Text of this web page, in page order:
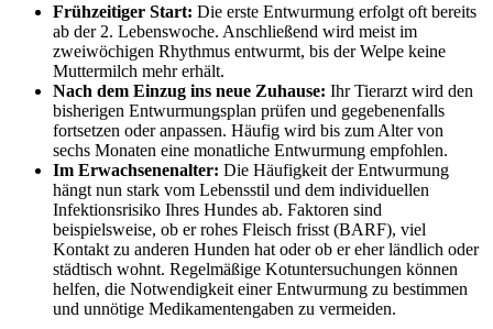
Frühzeitiger Start: Die erste Entwurmung erfolgt oft bereits
ab der 2. Lebenswoche. Anschließend wird meist im
zweiwöchigen Rhythmus entwurmt, bis der Welpe keine
Muttermilch mehr erhält.
Nach dem Einzug ins neue Zuhause: Ihr Tierarzt wird den
bisherigen Entwurmungsplan prüfen und gegebenenfalls
fortsetzen oder anpassen. Häufig wird bis zum Alter von
sechs Monaten eine monatliche Entwurmung empfohlen.
Im Erwachsenenalter: Die Häufigkeit der Entwurmung
hängt nun stark vom Lebensstil und dem individuellen
Infektionsrisiko Ihres Hundes ab. Faktoren sind
beispielsweise, ob er rohes Fleisch frisst (BARF), viel
Kontakt zu anderen Hunden hat oder ob er eher ländlich oder
städtisch wohnt. Regelmäßige Kotuntersuchungen können
helfen, die Notwendigkeit einer Entwurmung zu bestimmen
und unnötige Medikamentengaben zu vermeiden.